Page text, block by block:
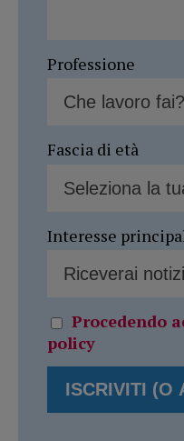
Professione
Fascia di età
Interesse
Procedendo
policy